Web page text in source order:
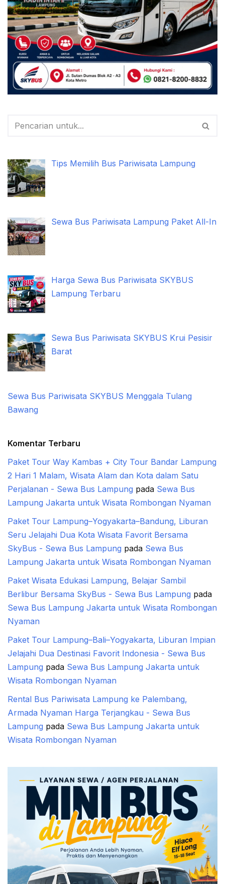
Tips Memilih Bus Pariwisata Lampung
Sewa Bus Pariwisata Lampung Paket All-In
Harga Sewa Bus Pariwisata SKYBUS
Lampung Terbaru
Sewa Bus Pariwisata SKYBUS Krui Pesisir
Barat
Sewa Bus Pariwisata SKYBUS Menggala Tulang
Bawang
Komentar Terbaru
Paket Tour Way Kambas + City Tour Bandar Lampung
2 Hari 1 Malam, Wisata Alam dan Kota dalam Satu
Perjalanan - Sewa Bus Lampung pada Sewa Bus
Lampung Jakarta untuk Wisata Rombongan Nyaman
Paket Tour Lampung–Yogyakarta–Bandung, Liburan
Seru Jelajahi Dua Kota Wisata Favorit Bersama
SkyBus - Sewa Bus Lampung pada Sewa Bus
Lampung Jakarta untuk Wisata Rombongan Nyaman
Paket Wisata Edukasi Lampung, Belajar Sambil
Berlibur Bersama SkyBus - Sewa Bus Lampung pada
Sewa Bus Lampung Jakarta untuk Wisata Rombongan
Nyaman
Paket Tour Lampung–Bali–Yogyakarta, Liburan Impian
Jelajahi Dua Destinasi Favorit Indonesia - Sewa Bus
Lampung pada Sewa Bus Lampung Jakarta untuk
Wisata Rombongan Nyaman
Rental Bus Pariwisata Lampung ke Palembang,
Armada Nyaman Harga Terjangkau - Sewa Bus
Lampung pada Sewa Bus Lampung Jakarta untuk
Wisata Rombongan Nyaman